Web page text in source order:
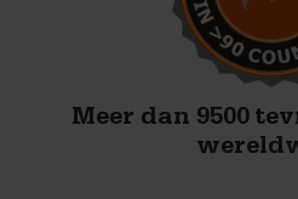
Meer dan 9500